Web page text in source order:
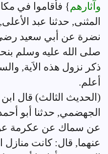
وآثارهم} فأقاموا في
المثنى, حدثنا عبد
نضرة عن أبي سعيد رضي
صلى الله عليه وسلم
ذكر نزول هذه الاَية,
أعلم.
(الحديث الثالث) قال
الجهضمي, حدثنا أبو
عن سماك عن عكرمة
عنهما, قال: كانت منازل